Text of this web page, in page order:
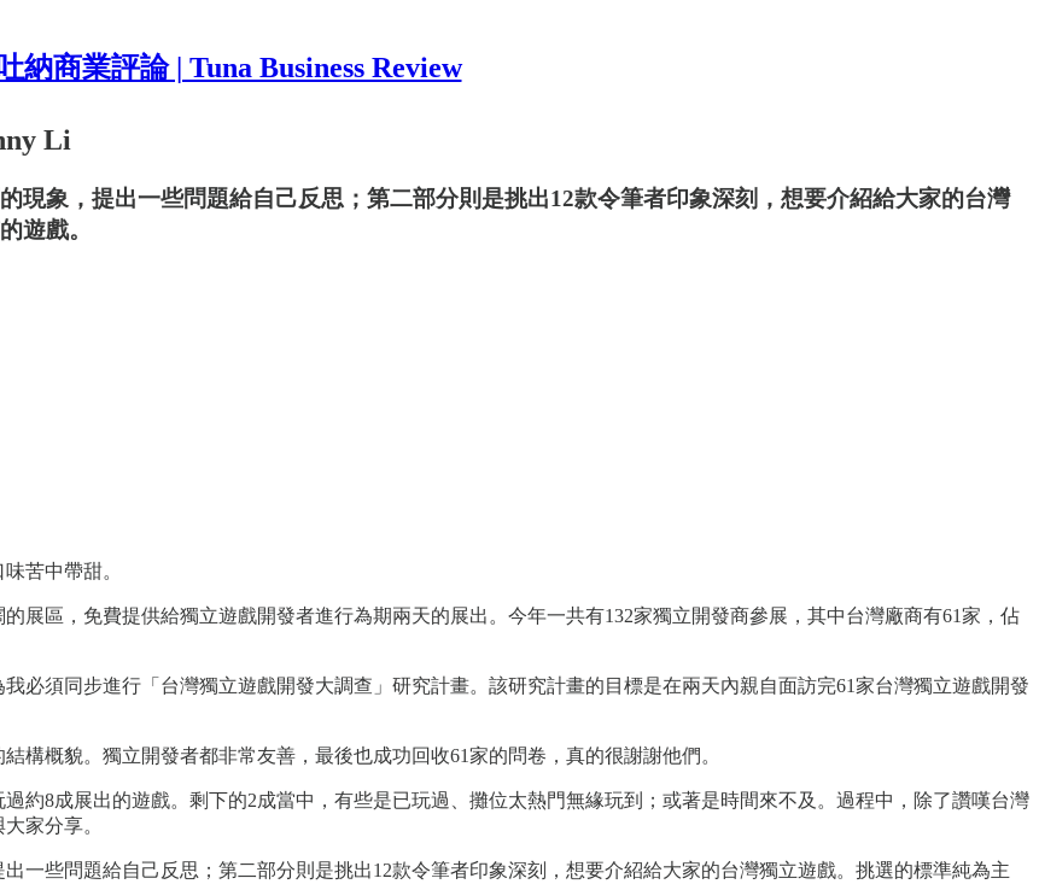
吐納商業評論 | Tuna Business Review
Li
現象，提出一些問題給自己反思；第二部分則是挑出12款令筆者印象深刻，想要介紹給大家的台灣
遊戲。
苦中帶甜。
展區，免費提供給獨立遊戲開發者進行為期兩天的展出。今年一共有132家獨立開發商參展，其中台灣廠商有61家，佔
必須同步進行「台灣獨立遊戲開發大調查」研究計畫。該研究計畫的目標是在兩天內親自面訪完61家台灣獨立遊戲開發
構概貌。獨立開發者都非常友善，最後也成功回收61家的問卷，真的很謝謝他們。
約8成展出的遊戲。剩下的2成當中，有些是已玩過、攤位太熱門無緣玩到；或著是時間來不及。過程中，除了讚嘆台灣
家分享。
一些問題給自己反思；第二部分則是挑出12款令筆者印象深刻，想要介紹給大家的台灣獨立遊戲。挑選的標準純為主